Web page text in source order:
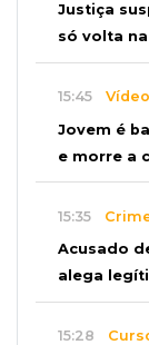
Justiça
só volta
15:45 Vídeo
Jovem é
e morre a
15:35
Acusado
alega
15:28